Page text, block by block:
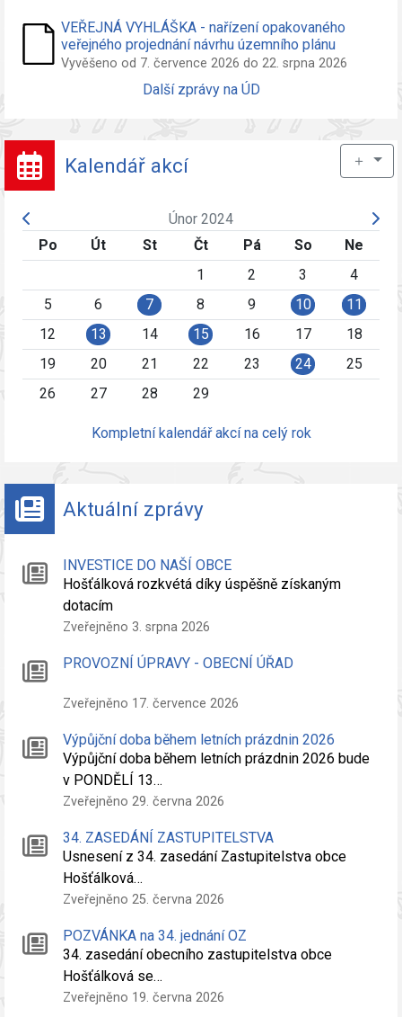
VEŘEJNÁ VYHLÁŠKA - nařízení opakovaného
veřejného projednání návrhu územního plánu
Vyvěšeno od 7. července 2026 do 22. srpna 2026
Další zprávy na ÚD
Kalendář akcí ＋
Únor 2024
Po
Út St Čt Pá So
Ne
1
2 3
4
5
6 7 8 9 10
11
12
13 14 15 16 17
18
19
20 21 22 23 24
25
26
27 28 29
Kompletní kalendář akcí na celý rok
Aktuální zprávy
INVESTICE DO NAŠÍ OBCE
Hošťálková rozkvétá díky úspěšně získaným
dotacím
Zveřejněno 3. srpna 2026
PROVOZNÍ ÚPRAVY - OBECNÍ ÚŘAD
Zveřejněno 17. července 2026
Výpůjční doba během letních prázdnin 2026
Výpůjční doba během letních prázdnin 2026 bude
v PONDĚLÍ 13…
Zveřejněno 29. června 2026
34. ZASEDÁNÍ ZASTUPITELSTVA
Usnesení z 34. zasedání Zastupitelstva obce
Hošťálková…
Zveřejněno 25. června 2026
POZVÁNKA na 34. jednání OZ
34. zasedání obecního zastupitelstva obce
Hošťálková se…
Zveřejněno 19. června 2026